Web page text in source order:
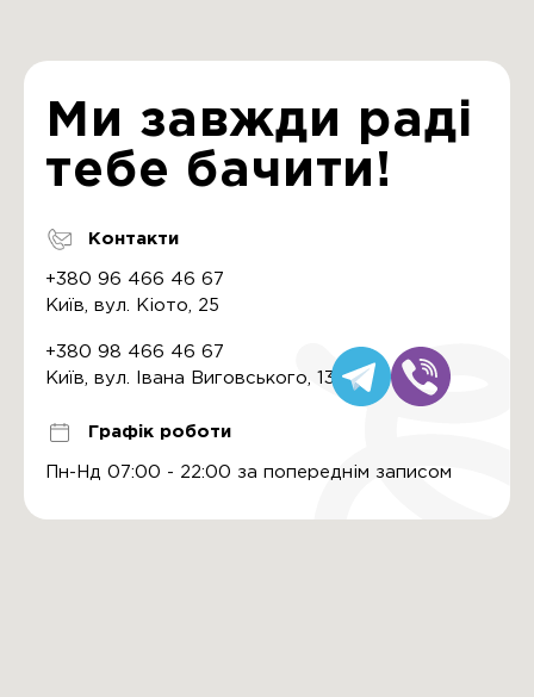
Ми завжди раді
тебе бачити!
Контакти
+380 96 466 46 67
Київ, вул. Кіото, 25
+380 98 466 46 67
Київ, вул. Івана Виговського, 13
Графік роботи
Пн-Нд 07:00 - 22:00 за попереднім записом